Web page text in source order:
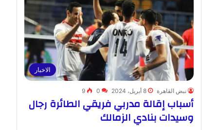
الاخبار
نبض القاهرة 8 أبريل، 2024 0
9
أسباب إقالة مدربي فريقي الطائرة رجال
وسيدات بنادي الزمالك